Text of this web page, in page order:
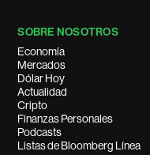
SOBRE NOSOTROS
Economía
Mercados
Dólar Hoy
Actualidad
Cripto
Finanzas Personales
Podcasts
Listas de Bloomberg Línea